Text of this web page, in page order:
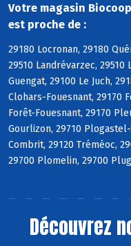
Votre magasin
est proche de :
29180 Locronan, 29180
29510 Landrévarzec, 29510
Guengat, 29100 Le Juch,
Clohars-Fouesnant, 29170
Forêt-Fouesnant, 29170
Gourlizon, 29710
Combrit, 29120 Tréméoc,
29700 Plomelin, 29700
Découvrez